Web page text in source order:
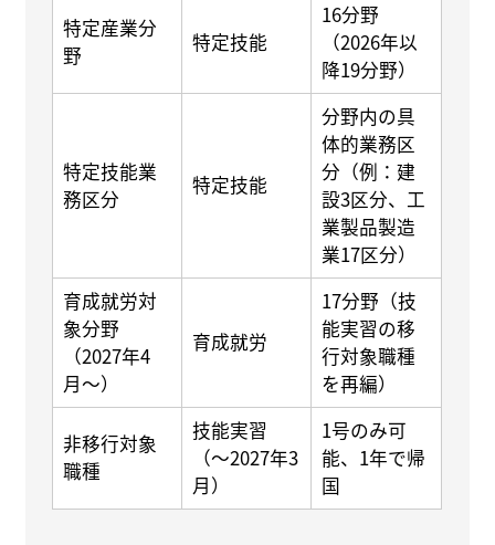
特定産業分
野
特定技能
16分野
（2026年以
降19分野）
特定技能業
務区分
特定技能
分野内の具
体的業務区
分（例：建
設3区分、工
業製品製造
業17区分）
育成就労対
象分野
（2027年4
月〜）
育成就労
17分野（技
能実習の移
行対象職種
を再編）
非移行対象
職種
技能実習
（〜2027年3
月）
1号のみ可
能、1年で帰
国